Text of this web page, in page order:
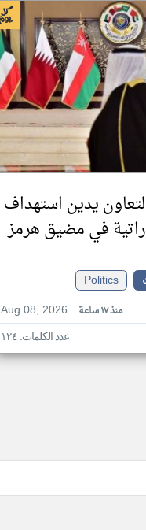
يدين استهداف
في مضيق هرمز
Politics
Aug 08, 2026
منذ ١٧ ساعة
عدد الكلمات: ١٢٤